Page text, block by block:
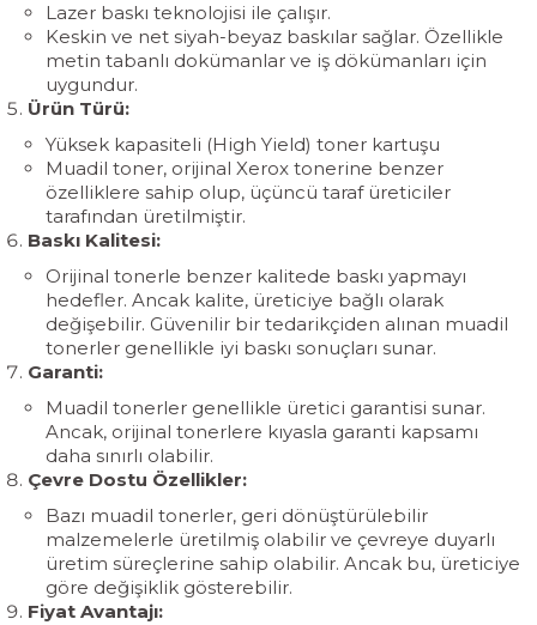
Lazer baskı teknolojisi ile çalışır.
Keskin ve net siyah-beyaz baskılar sağlar. Özellikle
metin tabanlı dokümanlar ve iş dökümanları için
uygundur.
Ürün Türü:
Yüksek kapasiteli (High Yield) toner kartuşu
Muadil toner, orijinal Xerox tonerine benzer
özelliklere sahip olup, üçüncü taraf üreticiler
tarafından üretilmiştir.
Baskı Kalitesi:
Orijinal tonerle benzer kalitede baskı yapmayı
hedefler. Ancak kalite, üreticiye bağlı olarak
değişebilir. Güvenilir bir tedarikçiden alınan muadil
tonerler genellikle iyi baskı sonuçları sunar.
Garanti:
Muadil tonerler genellikle üretici garantisi sunar.
Ancak, orijinal tonerlere kıyasla garanti kapsamı
daha sınırlı olabilir.
Çevre Dostu Özellikler:
Bazı muadil tonerler, geri dönüştürülebilir
malzemelerle üretilmiş olabilir ve çevreye duyarlı
üretim süreçlerine sahip olabilir. Ancak bu, üreticiye
göre değişiklik gösterebilir.
Fiyat Avantajı: